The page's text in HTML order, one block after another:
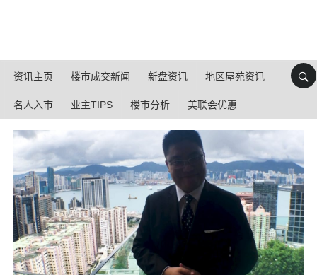
资讯主页 楼市成交新闻 新盘资讯 地区屋苑资讯
名人入市 业主TIPS 楼市分析 美联会优惠